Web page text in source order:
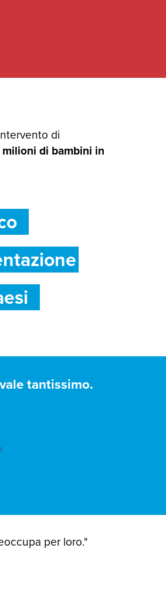
di
di bambini in
tantissimo.
per loro."